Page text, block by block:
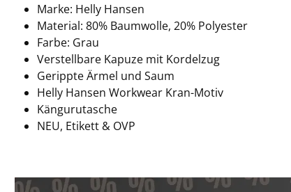
Marke: Helly Hansen
Material: 80% Baumwolle, 20% Polyester
Farbe: Grau
Verstellbare Kapuze mit Kordelzug
Gerippte Ärmel und Saum
Helly Hansen Workwear Kran-Motiv
Kängurutasche
NEU, Etikett & OVP